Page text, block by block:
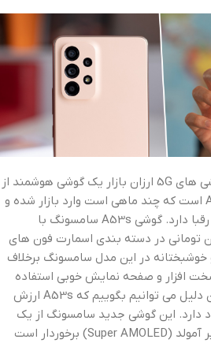
آخرین و یکی از جدیدترین گوشی های 5G ارزان بازار یک گوشی هوشمند از
سری A سامسونگ با نام A53s است که چند ماهی است وارد بازار شده و
امکانات خوبی نسبت به سایر رقبا دارد. گوشی A53s سامسونگ با
حدود 12 میلیون تومانی در دسته بندی اسمارت فون های
خوشبختانه در این مدل سامسونگ برخلاف
افزار و صفحه نمایش خوبی استفاده
کرده است. در نتیجه به همین دلیل می توانیم بگوییم که A53s ارزش
دارد. این گوشی جدید سامسونگ از یک
صفحه نمایش 6.5 اینچی سوپر آمولد (Super AMOLED) برخوردار است